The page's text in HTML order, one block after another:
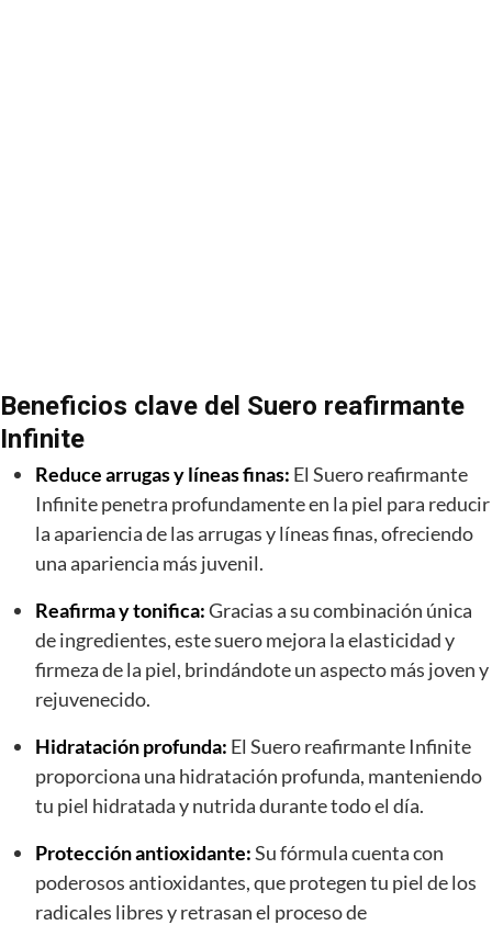
Beneficios clave del Suero reafirmante
Infinite
Reduce arrugas y líneas finas: El Suero reafirmante
Infinite penetra profundamente en la piel para reducir
la apariencia de las arrugas y líneas finas, ofreciendo
una apariencia más juvenil.
Reafirma y tonifica:Gracias a su combinación única
de ingredientes, este suero mejora la elasticidad y
firmeza de la piel, brindándote un aspecto más joven y
rejuvenecido.
Hidratación profunda: El Suero reafirmante Infinite
proporciona una hidratación profunda, manteniendo
tu piel hidratada y nutrida durante todo el día.
Protección antioxidante:Su fórmula cuenta con
poderosos antioxidantes, que protegen tu piel de los
radicales libres y retrasan el proceso de